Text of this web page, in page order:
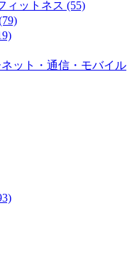
ィットネス (55)
ット・通信・モバイル